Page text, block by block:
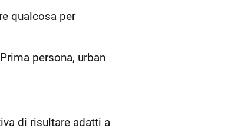
qualcosa per
persona, urban
di risultare adatti a